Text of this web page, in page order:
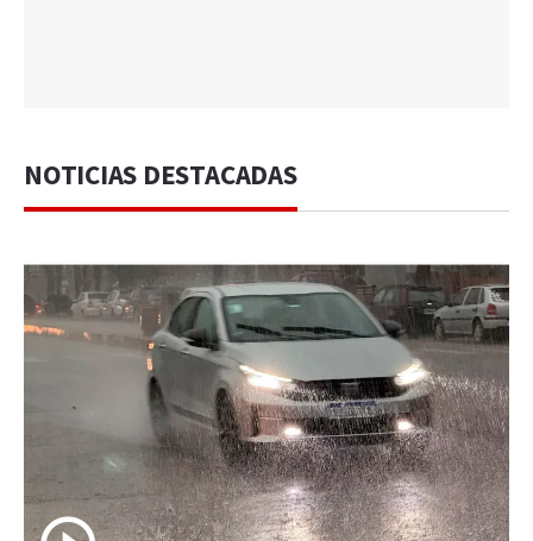
NOTICIAS DESTACADAS